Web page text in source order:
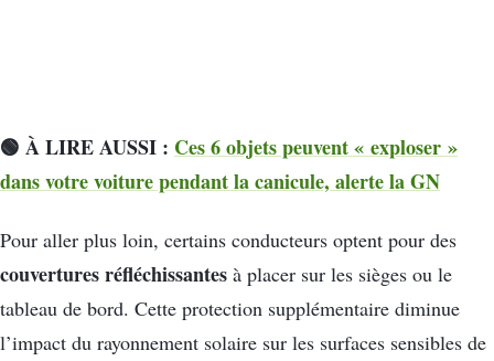
🟢 À LIRE AUSSI : Ces 6 objets peuvent « exploser »
dans votre voiture pendant la canicule, alerte la GN
Pour aller plus loin, certains conducteurs optent pour des
couvertures réfléchissantes à placer sur les sièges ou le
tableau de bord. Cette protection supplémentaire diminue
l’impact du rayonnement solaire sur les surfaces sensibles de